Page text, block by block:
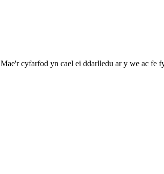
Mae'r cyfarfod yn cael ei ddarlledu ar y we ac fe